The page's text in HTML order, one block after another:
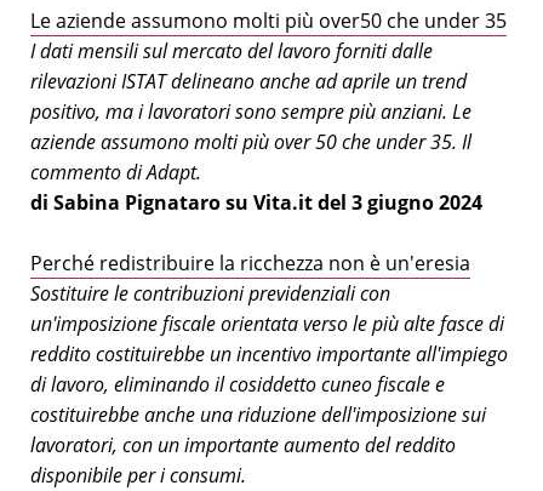
Le aziende assumono molti più over50 che under 35
I dati mensili sul mercato del lavoro forniti dalle
rilevazioni ISTAT delineano anche ad aprile un trend
positivo, ma i lavoratori sono sempre più anziani. Le
aziende assumono molti più over 50 che under 35. Il
commento di Adapt.
di Sabina Pignataro su Vita.it del 3 giugno 2024
Perché redistribuire la ricchezza non è un'eresia
Sostituire le contribuzioni previdenziali con
un'imposizione fiscale orientata verso le più alte fasce di
reddito costituirebbe un incentivo importante all'impiego
di lavoro, eliminando il cosiddetto cuneo fiscale e
costituirebbe anche una riduzione dell'imposizione sui
lavoratori, con un importante aumento del reddito
disponibile per i consumi.